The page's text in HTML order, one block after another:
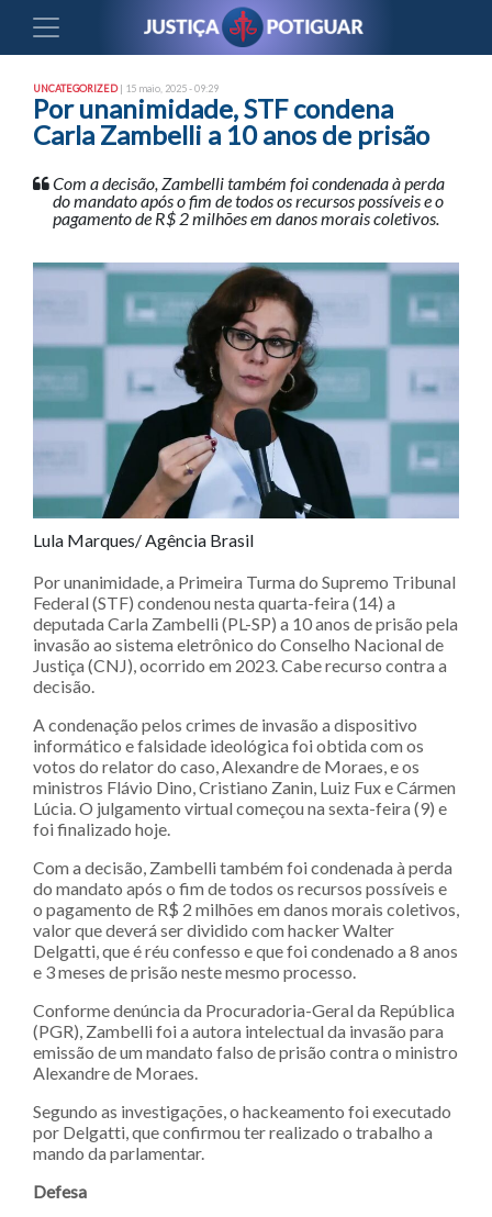
UNCATEGORIZED| 15 maio, 2025 - 09:29
Por unanimidade, STF condena
Carla Zambelli a 10 anos de prisão
Com a decisão, Zambelli também foi condenada à perda
do mandato após o fim de todos os recursos possíveis e o
pagamento de R$ 2 milhões em danos morais coletivos.
Lula Marques/ Agência Brasil
Por unanimidade, a Primeira Turma do Supremo Tribunal
Federal (STF) condenou nesta quarta-feira (14) a
deputada Carla Zambelli (PL-SP) a 10 anos de prisão pela
invasão ao sistema eletrônico do Conselho Nacional de
Justiça (CNJ), ocorrido em 2023. Cabe recurso contra a
decisão.
A condenação pelos crimes de invasão a dispositivo
informático e falsidade ideológica foi obtida com os
votos do relator do caso, Alexandre de Moraes, e os
ministros Flávio Dino, Cristiano Zanin, Luiz Fux e Cármen
Lúcia. O julgamento virtual começou na sexta-feira (9) e
foi finalizado hoje.
Com a decisão, Zambelli também foi condenada à perda
do mandato após o fim de todos os recursos possíveis e
o pagamento de R$ 2 milhões em danos morais coletivos,
valor que deverá ser dividido com hacker Walter
Delgatti, que é réu confesso e que foi condenado a 8 anos
e 3 meses de prisão neste mesmo processo.
Conforme denúncia da Procuradoria-Geral da República
(PGR), Zambelli foi a autora intelectual da invasão para
emissão de um mandato falso de prisão contra o ministro
Alexandre de Moraes.
Segundo as investigações, o hackeamento foi executado
por Delgatti, que confirmou ter realizado o trabalho a
mando da parlamentar.
Defesa